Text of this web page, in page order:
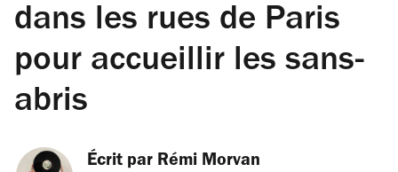
dans les rues de Paris
pour accueillir les sans-
abris
Écrit par Rémi Morvan